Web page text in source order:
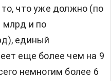
что уже должно (по
и по
единый
еще более чем на 9
немногим более 6